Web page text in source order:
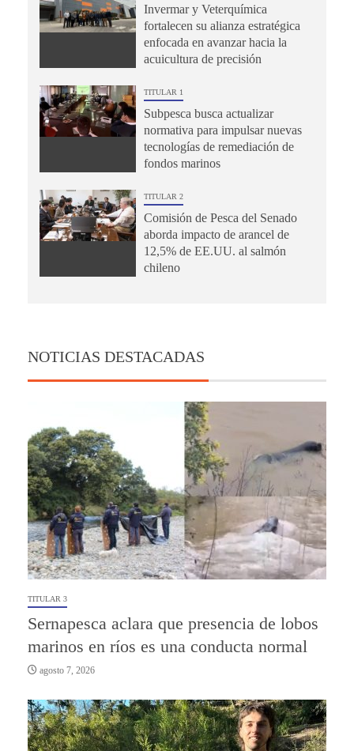
Invermar y Veterquímica
fortalecen su alianza estratégica
enfocada en avanzar hacia la
acuicultura de precisión
TITULAR 1
Subpesca busca actualizar
normativa para impulsar nuevas
tecnologías de remediación de
fondos marinos
TITULAR 2
Comisión de Pesca del Senado
aborda impacto de arancel de
12,5% de EE.UU. al salmón
chileno
NOTICIAS DESTACADAS
TITULAR 3
Sernapesca aclara que presencia de lobos
marinos en ríos es una conducta normal
agosto 7, 2026